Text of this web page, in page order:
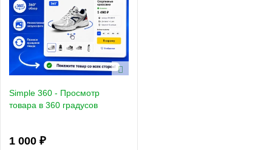
Simple 360 - Просмотр
товара в 360 градусов
1 000 ₽